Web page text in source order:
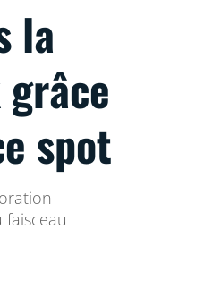
la
spot